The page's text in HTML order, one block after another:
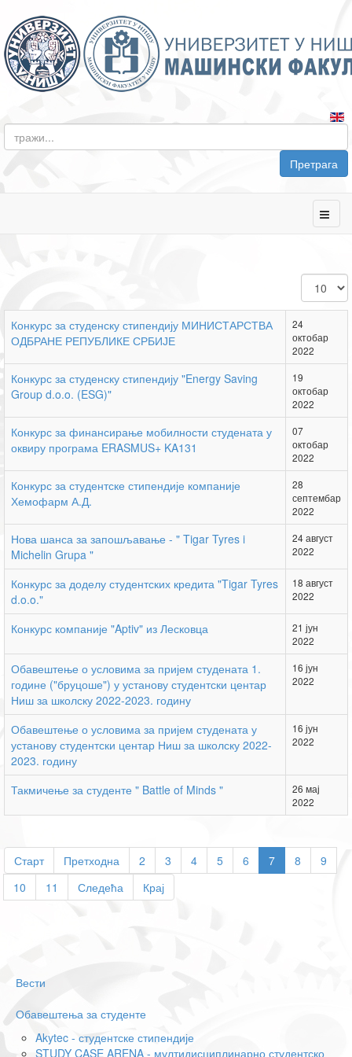
Претрага
Приказ
#
Конкурс за студенску стипендију МИНИСТАРСТВА
ОДБРАНЕ РЕПУБЛИКЕ СРБИЈЕ
24
октобар
2022
Конкурс за студенску стипендију "Energy Saving
Group d.o.o. (ESG)"
19
октобар
2022
Конкурс за финансирање мобилности студената у
оквиру програма ERASMUS+ KA131
07
октобар
2022
Конкурс за студентске стипендије компаније
Хемофарм А.Д.
28
септембар
2022
Нова шанса за запошљавање - " Tigar Tyres i
Michelin Grupa "
24 август
2022
Конкурс за доделу студентских кредита "Tigar Tyres
d.o.o."
18 август
2022
Конкурс компаније "Aptiv" из Лесковца
21 јун
2022
Обавештење о условима за пријем студената 1.
године ("бруцоше") у установу студентски центар
Ниш за школску 2022-2023. годину
16 јун
2022
Обавештење о условима за пријем студената у
установу студентски центар Ниш за школску 2022-
2023. годину
16 јун
2022
Такмичење за студенте " Battle of Minds "
26 мај
2022
Старт Претходна 2 3 4 5 6 7 8
9
10
11 Следећа Крај
Вести
Обавештења за студенте
Akytec - студентске стипендије
STUDY CASE ARENA - мултидисциплинарно студентско